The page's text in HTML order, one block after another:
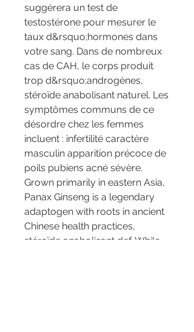
suggérera un test de
testostérone pour mesurer le
taux d&rsquo;hormones dans
votre sang. Dans de nombreux
cas de CAH, le corps produit
trop d&rsquo;androgènes,
stéroïde anabolisant naturel. Les
symptômes communs de ce
désordre chez les femmes
incluent : infertilité caractère
masculin apparition précoce de
poils pubiens acné sévère.
Grown primarily in eastern Asia,
Panax Ginseng is a legendary
adaptogen with roots in ancient
Chinese health practices,
stéroïde anabolisant def. While